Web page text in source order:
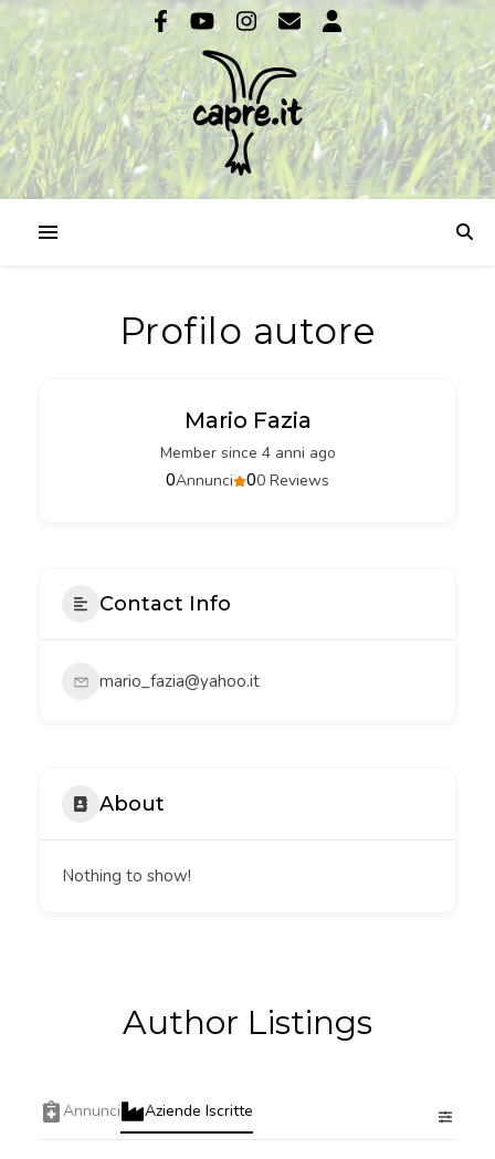
Profilo autore
Mario Fazia
Member since 4 anni ago
00 Reviews
0Annunci
Contact Info
mario_fazia@yahoo.it
About
Nothing to show!
Author Listings
Annunci Aziende Iscritte